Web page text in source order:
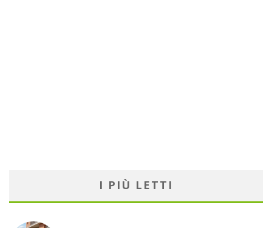
I PIÙ LETTI